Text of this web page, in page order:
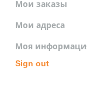
Мои заказы
Мои адреса
Моя
Sign out